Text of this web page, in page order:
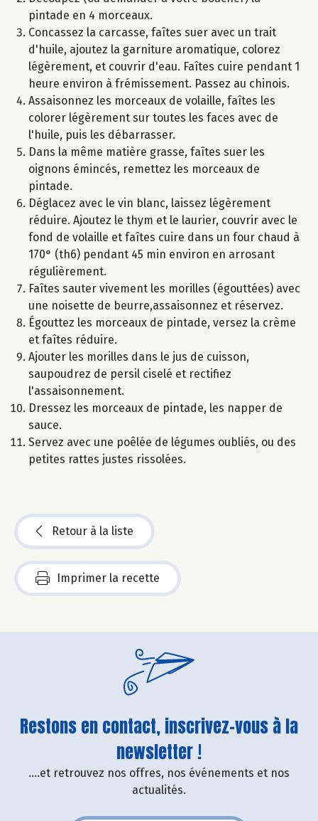
pintade en 4 morceaux.
Concassez la carcasse, faîtes suer avec un trait
d'huile, ajoutez la garniture aromatique, colorez
légèrement, et couvrir d'eau. Faîtes cuire pendant 1
heure environ à frémissement. Passez au chinois.
Assaisonnez les morceaux de volaille, faîtes les
colorer légèrement sur toutes les faces avec de
l'huile, puis les débarrasser.
Dans la même matière grasse, faîtes suer les
oignons émincés, remettez les morceaux de
pintade.
Déglacez avec le vin blanc, laissez légèrement
réduire. Ajoutez le thym et le laurier, couvrir avec le
fond de volaille et faîtes cuire dans un four chaud à
170° (th6) pendant 45 min environ en arrosant
régulièrement.
Faîtes sauter vivement les morilles (égouttées) avec
une noisette de beurre,assaisonnez et réservez.
Égouttez les morceaux de pintade, versez la crème
et faîtes réduire.
Ajouter les morilles dans le jus de cuisson,
saupoudrez de persil ciselé et rectifiez
l'assaisonnement.
Dressez les morceaux de pintade, les napper de
sauce.
Servez avec une poêlée de légumes oubliés, ou des
petites rattes justes rissolées.
Retour à la liste
Imprimer la recette
Restons en contact, inscrivez-vous à la
newsletter !
....et retrouvez nos offres, nos événements et nos
actualités.